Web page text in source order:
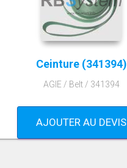
Ceinture (341394)
AGIE / Belt / 341394
AJOUTER AU DEVIS